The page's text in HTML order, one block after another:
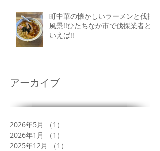
アーカイブ
町中華の懐かしいラーメンと伐採
風景!!ひたちなか市で伐採業者と
いえば!!
2026年5月 （1）
2026年1月
（1）
2025年12月
（1）